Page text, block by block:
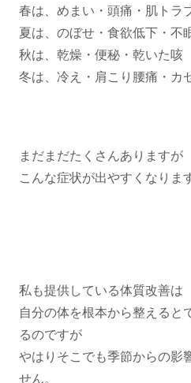
春は、めまい・頭痛・肌トラ
夏は、のぼせ・食欲低下・不
秋は、乾燥・便秘・乾いた咳
冬は、冷え・肩こり腰痛・カ
まだまだたくさんありますが
こんな症状が出やすくなりま
私も提供している体質改善は
自分の体を根本から整えると
るのですが
やはりそこでも季節からの影
せん。